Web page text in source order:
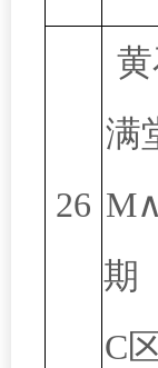
26
满
期
C